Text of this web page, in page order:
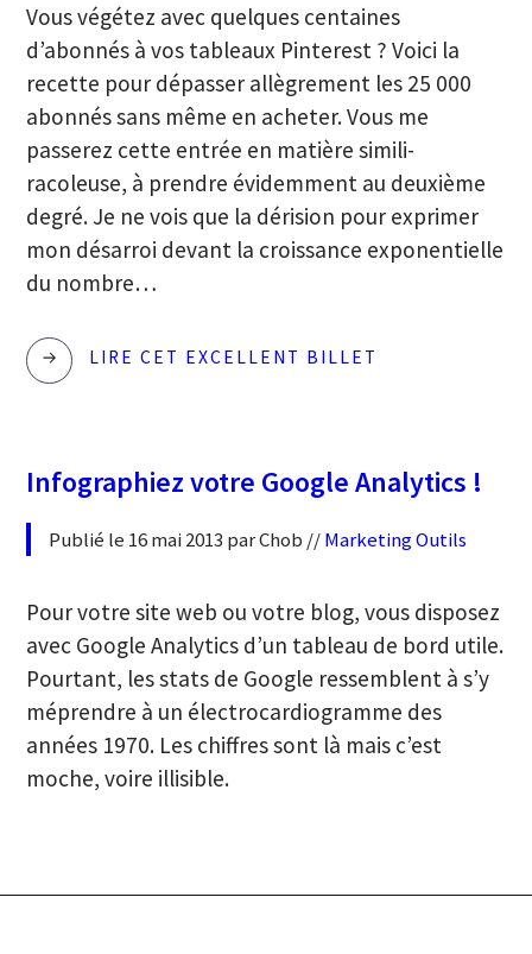
Vous végétez avec quelques centaines
d’abonnés à vos tableaux Pinterest ? Voici la
recette pour dépasser allègrement les 25 000
abonnés sans même en acheter. Vous me
passerez cette entrée en matière simili-
racoleuse, à prendre évidemment au deuxième
degré. Je ne vois que la dérision pour exprimer
mon désarroi devant la croissance exponentielle
du nombre…
LIRE CET EXCELLENT BILLET
UN
INFLUENCEUR
Infographiez votre Google Analytics !
Publié le 16 mai 2013 par Chob //MarketingOutils
Pour votre site web ou votre blog, vous disposez
avec Google Analytics d’un tableau de bord utile.
Pourtant, les stats de Google ressemblent à s’y
méprendre à un électrocardiogramme des
années 1970. Les chiffres sont là mais c’est
moche, voire illisible.